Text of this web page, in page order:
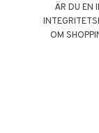
ÄR DU EN
OM